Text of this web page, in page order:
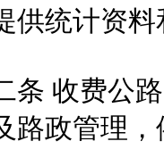
供统计资
收费公路
路政管理